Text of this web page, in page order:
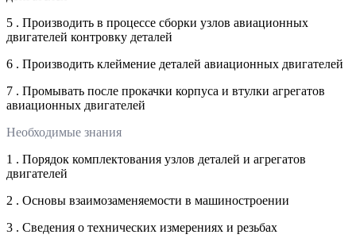
5 . Производить в процессе сборки узлов авиационных
двигателей контровку деталей
6 . Производить клеймение деталей авиационных двигателей
7 . Промывать после прокачки корпуса и втулки агрегатов
авиационных двигателей
Необходимые знания
1 . Порядок комплектования узлов деталей и агрегатов
двигателей
2 . Основы взаимозаменяемости в машиностроении
3 . Сведения о технических измерениях и резьбах